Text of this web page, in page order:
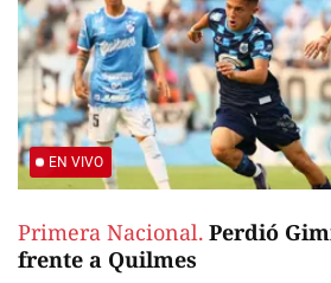
EN VIVO
Primera Nacional. Perdió
frente a Quilmes